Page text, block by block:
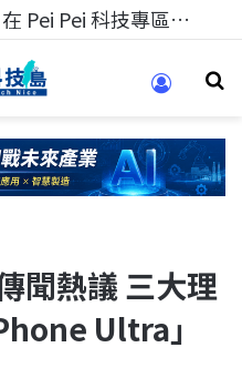
科技人的經驗傳承地！在 Pei Pei 科技專區，與學弟妹交流最硬核的技術
聞熱議 三大理
Ultra」